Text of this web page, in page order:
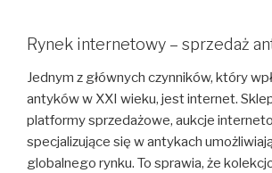
Rynek internetowy – sprzedaż
Jednym z głównych czynników, który
antyków w XXI wieku, jest internet.
platformy sprzedażowe, aukcje
specjalizujące się w antykach
globalnego rynku. To sprawia, że